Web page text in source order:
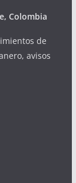
Colombia
de
avisos